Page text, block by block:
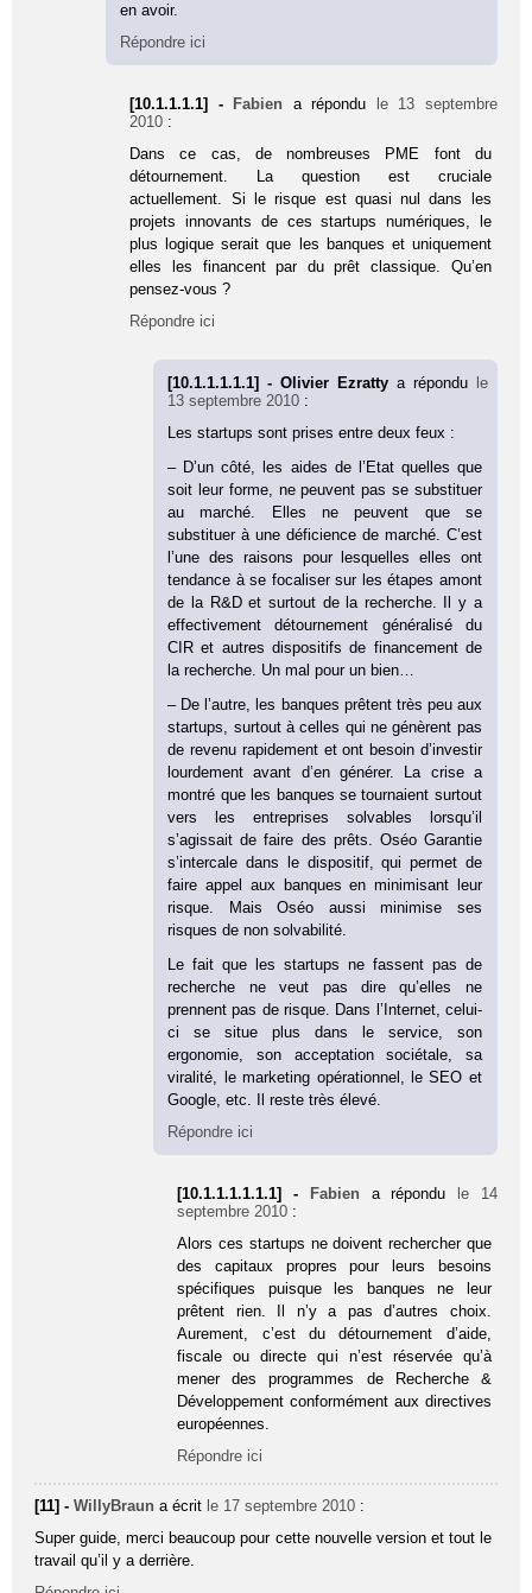
en avoir.
Répondre ici
[10.1.1.1.1] - Fabien a répondu le 13 septembre
2010 :
Dans ce cas, de nombreuses PME font du
détournement. La question est cruciale
actuellement. Si le risque est quasi nul dans les
projets innovants de ces startups numériques, le
plus logique serait que les banques et uniquement
elles les financent par du prêt classique. Qu’en
pensez-vous ?
Répondre ici
[10.1.1.1.1.1] - Olivier Ezratty a répondu le
13 septembre 2010 :
Les startups sont prises entre deux feux :
– D’un côté, les aides de l’Etat quelles que
soit leur forme, ne peuvent pas se substituer
au marché. Elles ne peuvent que se
substituer à une déficience de marché. C’est
l’une des raisons pour lesquelles elles ont
tendance à se focaliser sur les étapes amont
de la R&D et surtout de la recherche. Il y a
effectivement détournement généralisé du
CIR et autres dispositifs de financement de
la recherche. Un mal pour un bien…
– De l’autre, les banques prêtent très peu aux
startups, surtout à celles qui ne génèrent pas
de revenu rapidement et ont besoin d’investir
lourdement avant d’en générer. La crise a
montré que les banques se tournaient surtout
vers les entreprises solvables lorsqu’il
s’agissait de faire des prêts. Oséo Garantie
s’intercale dans le dispositif, qui permet de
faire appel aux banques en minimisant leur
risque. Mais Oséo aussi minimise ses
risques de non solvabilité.
Le fait que les startups ne fassent pas de
recherche ne veut pas dire qu’elles ne
prennent pas de risque. Dans l’Internet, celui-
ci se situe plus dans le service, son
ergonomie, son acceptation sociétale, sa
viralité, le marketing opérationnel, le SEO et
Google, etc. Il reste très élevé.
Répondre ici
[10.1.1.1.1.1.1] - Fabien a répondu le 14
septembre 2010 :
Alors ces startups ne doivent rechercher que
des capitaux propres pour leurs besoins
spécifiques puisque les banques ne leur
prêtent rien. Il n’y a pas d’autres choix.
Aurement, c’est du détournement d’aide,
fiscale ou directe qui n’est réservée qu’à
mener des programmes de Recherche &
Développement conformément aux directives
européennes.
Répondre ici
[11] -WillyBraun a écrit le 17 septembre 2010 :
Super guide, merci beaucoup pour cette nouvelle version et tout le
travail qu’il y a derrière.